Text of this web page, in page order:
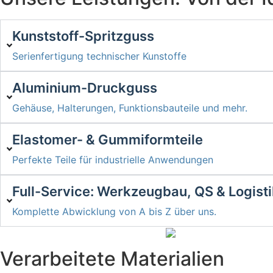
Kunststoff-Spritzguss
Serienfertigung technischer Kunstoffe
Aluminium-Druckguss
Gehäuse, Halterungen, Funktionsbauteile und mehr.
Elastomer- & Gummiformteile
Perfekte Teile für industrielle Anwendungen
Full-Service: Werkzeugbau, QS &
Komplette Abwicklung von A bis Z über uns.
Verarbeitete Materialien